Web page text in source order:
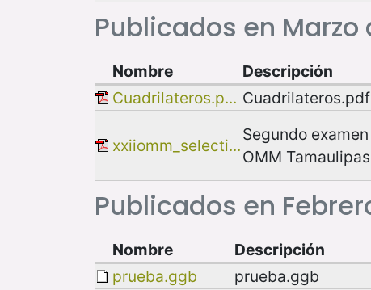
Publicados en Marzo
Publicados en
Nombre Descripción
Cuadrilateros.p... Cuadrilateros.pdf
xxiiomm_selecti...
Segundo
OMM
Nombre Descripción
prueba.ggb
prueba.ggb